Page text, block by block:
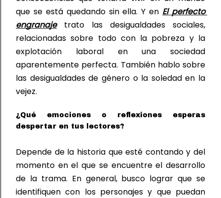
que se está quedando sin ella. Y en El perfecto
engranaje
trato las desigualdades sociales,
relacionadas sobre todo con la pobreza y la
explotación laboral en una sociedad
aparentemente perfecta. También hablo sobre
las desigualdades de género o la soledad en la
vejez.
¿Qué emociones o reflexiones esperas
despertar en tus lectores?
Depende de la historia que esté contando y del
momento en el que se encuentre el desarrollo
de la trama. En general, busco lograr que se
identifiquen con los personajes y que puedan